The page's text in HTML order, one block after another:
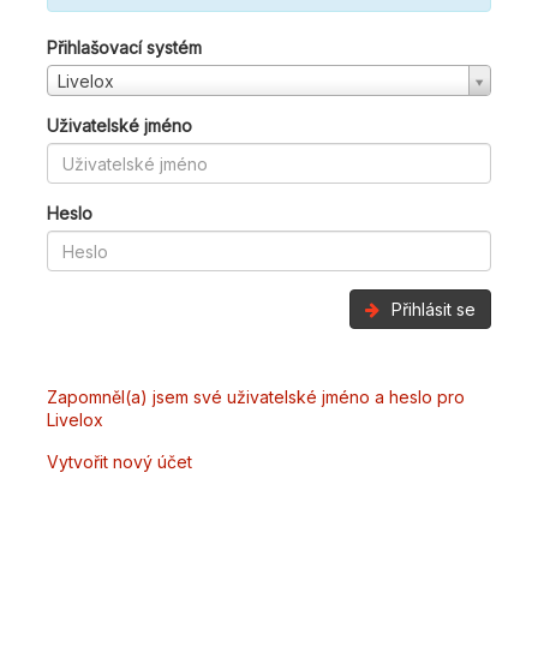
Přihlašovací systém
Livelox
Uživatelské jméno
Heslo
Přihlásit se
Zapomněl(a) jsem své uživatelské jméno a heslo pro
Livelox
Vytvořit nový účet